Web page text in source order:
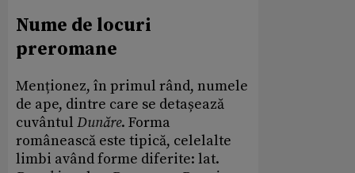
Nume de locuri
preromane
Menționez, în primul rând, numele
de ape, dintre care se detașează
cuvântul Dunăre. Forma
românească este tipică, celelalte
limbi având forme diferite: lat.